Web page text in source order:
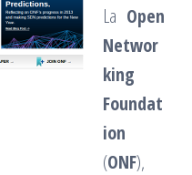
La Open
Networ
king
Foundat
ion
(ONF),